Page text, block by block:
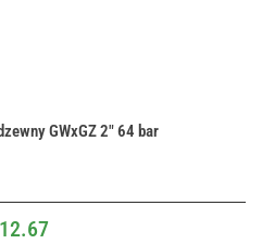
GWxGZ 2" 64 bar